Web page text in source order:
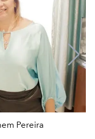
Pereira